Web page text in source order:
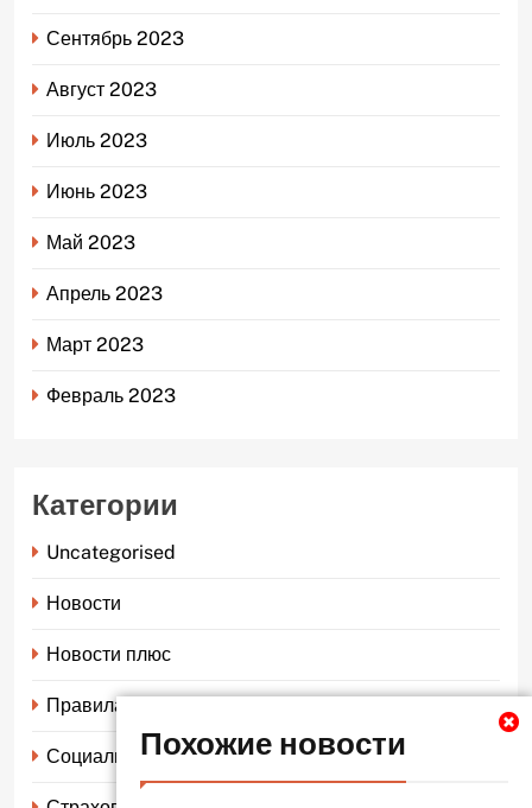
Похожие новости
Сентябрь 2023
Август 2023
Июль 2023
Июнь 2023
Май 2023
Апрель 2023
Март 2023
Февраль 2023
Категории
Uncategorised
Новости
Новости плюс
Правила страхования
Социальное страхование